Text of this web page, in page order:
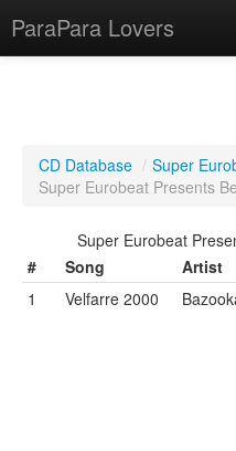
ParaPara Lovers
ParaPara Video Database
TechPara Video Database
CD Database
CD Database / Super
Super Eurobeat Presents
Super Eurobeat
#
Song Artist
1
Velfarre 2000